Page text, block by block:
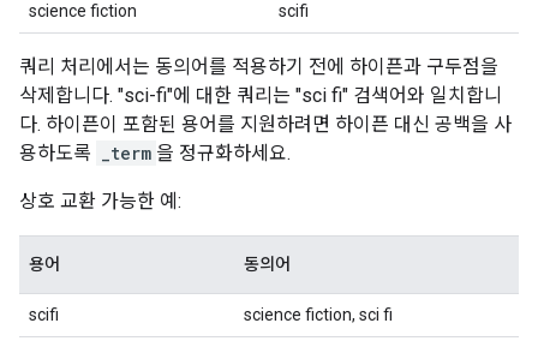
science fiction scifi
쿼리 처리에서는 동의어를 적용하기 전에 하이픈과 구두점을
삭제합니다. "sci-fi"에 대한 쿼리는 "sci fi" 검색어와 일치합니
다. 하이픈이 포함된 용어를 지원하려면 하이픈 대신 공백을 사
용하도록
_term 을 정규화하세요.
상호 교환 가능한 예:
용어 동의어
scifi science fiction, sci fi